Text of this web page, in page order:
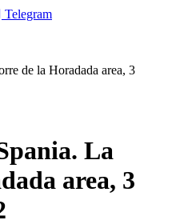
Telegram
de la Horadada area, 3
La
area, 3